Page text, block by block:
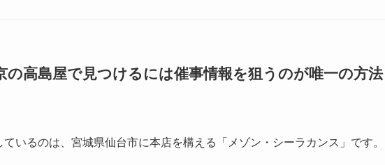
の高島屋で見つけるには催事情報を狙うのが唯一の方法
いるのは、宮城県仙台市に本店を構える「メゾン・シーラカンス」です。